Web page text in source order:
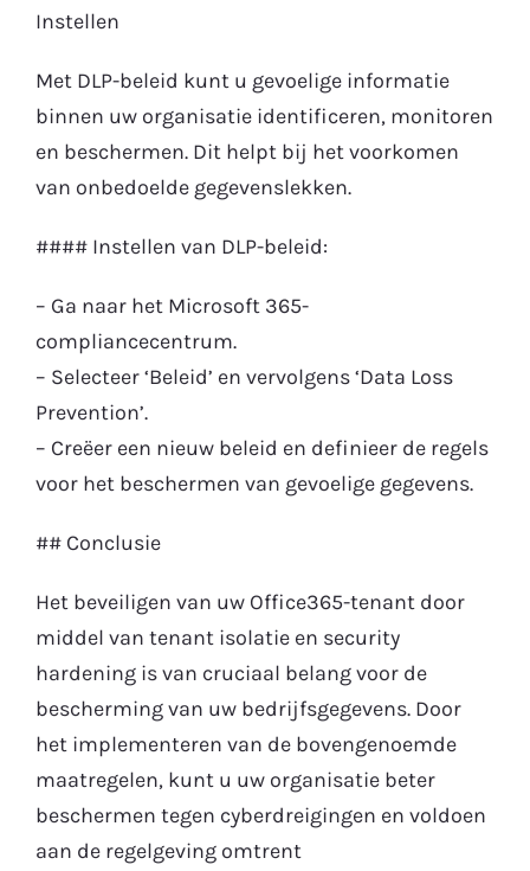
Instellen
Met DLP-beleid kunt u gevoelige informatie
binnen uw organisatie identificeren, monitoren
en beschermen. Dit helpt bij het voorkomen
van onbedoelde gegevenslekken.
#### Instellen van DLP-beleid:
– Ga naar het Microsoft 365-
compliancecentrum.
– Selecteer ‘Beleid’ en vervolgens ‘Data Loss
Prevention’.
– Creëer een nieuw beleid en definieer de regels
voor het beschermen van gevoelige gegevens.
## Conclusie
Het beveiligen van uw Office365-tenant door
middel van tenant isolatie en security
hardening is van cruciaal belang voor de
bescherming van uw bedrijfsgegevens. Door
het implementeren van de bovengenoemde
maatregelen, kunt u uw organisatie beter
beschermen tegen cyberdreigingen en voldoen
aan de regelgeving omtrent